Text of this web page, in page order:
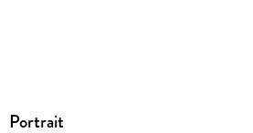
Portrait